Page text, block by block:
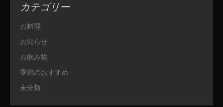
カテゴリー
お料理
お知らせ
お飲み物
季節のおすすめ
未分類